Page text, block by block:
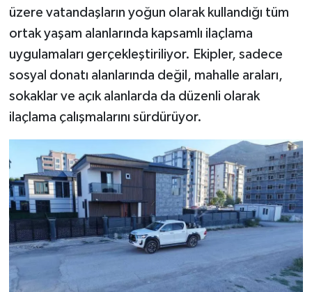
üzere vatandaşların yoğun olarak kullandığı tüm
ortak yaşam alanlarında kapsamlı ilaçlama
uygulamaları gerçekleştiriliyor. Ekipler, sadece
sosyal donatı alanlarında değil, mahalle araları,
sokaklar ve açık alanlarda da düzenli olarak
ilaçlama çalışmalarını sürdürüyor.